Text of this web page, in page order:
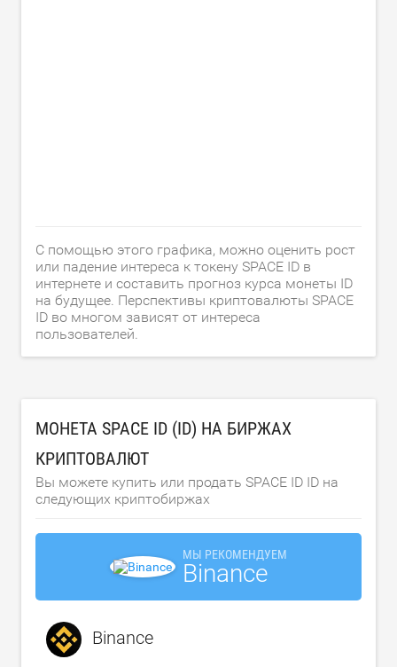
С помощью этого графика, можно оценить рост
или падение интереса к токену SPACE ID в
интернете и составить прогноз курса монеты ID
на будущее. Перспективы криптовалюты SPACE
ID во многом зависят от интереса
пользователей.
МОНЕТА SPACE ID (ID) НА БИРЖАХ
КРИПТОВАЛЮТ
Вы можете купить или продать SPACE ID ID на
следующих криптобиржах
МЫ РЕКОМЕНДУЕМ
Binance
Binance